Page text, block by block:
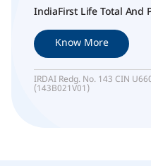
IRDAI Redg. No. 143 CIN
(143B021V01)
IndiaFirst Life Total And
Know More